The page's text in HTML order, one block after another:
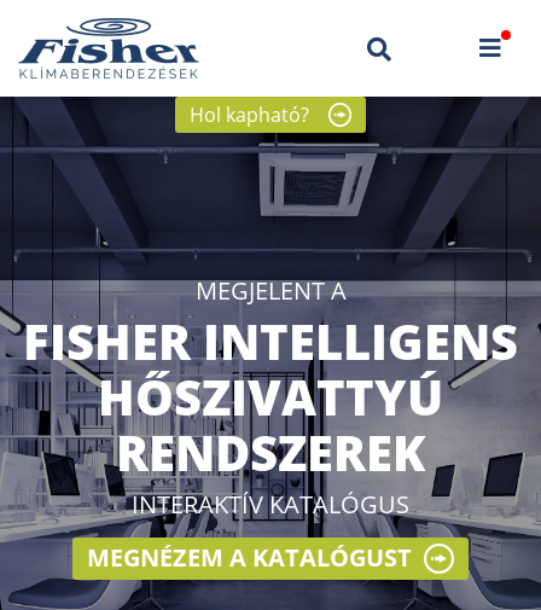
Hol kapható?
MEGJELENT A
FISHER INTELLIGENS
HŐSZIVATTYÚ
RENDSZEREK
INTERAKTÍV KATALÓGUS
MEGNÉZEM A KATALÓGUST